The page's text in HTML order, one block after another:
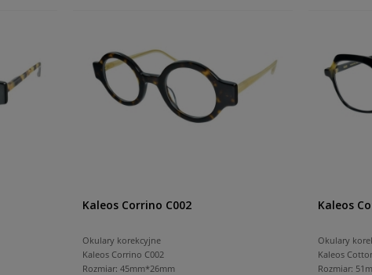
Kaleos Corrino C002
Okulary korekcyjne
Kaleos Corrino C002
Rozmiar: 45mm*26mm
Kaleos
Okulary
Kaleos
Rozmiar: